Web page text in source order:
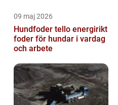
09 maj 2026
Hundfoder tello energirikt
foder för hundar i vardag
och arbete